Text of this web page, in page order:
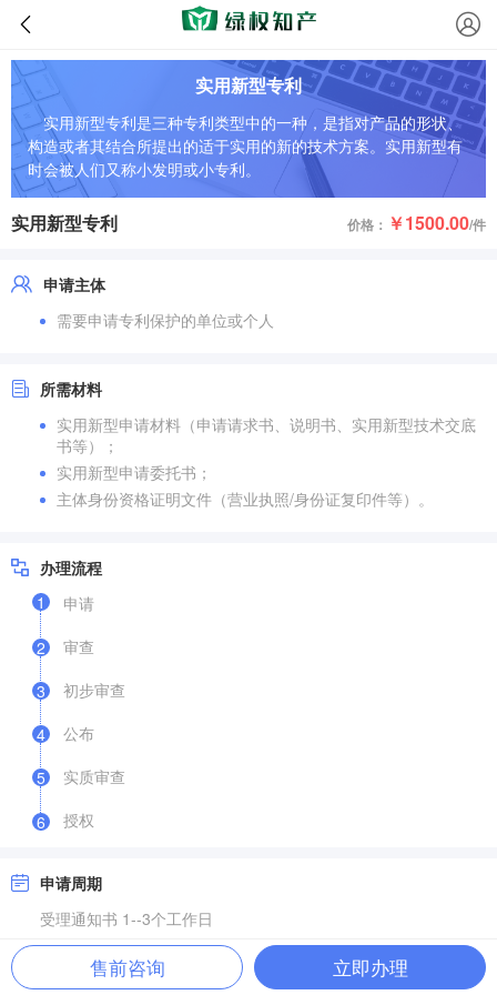
实用新型专利
实用新型专利是三种专利类型中的一种，是指对产品的形状、
构造或者其结合所提出的适于实用的新的技术方案。实用新型有
时会被人们又称小发明或小专利。
实用新型专利 价格： ￥1500.00/件
申请主体
需要申请专利保护的单位或个人
所需材料
实用新型申请材料（申请请求书、说明书、实用新型技术交底
书等）；
实用新型申请委托书；
主体身份资格证明文件（营业执照/身份证复印件等）。
办理流程
1
申请
2
审查
3
初步审查
4
公布
5
实质审查
6 授权
申请周期
受理通知书 1--3个工作日
专利授权 8-10个月左右
售前咨询 立即办理